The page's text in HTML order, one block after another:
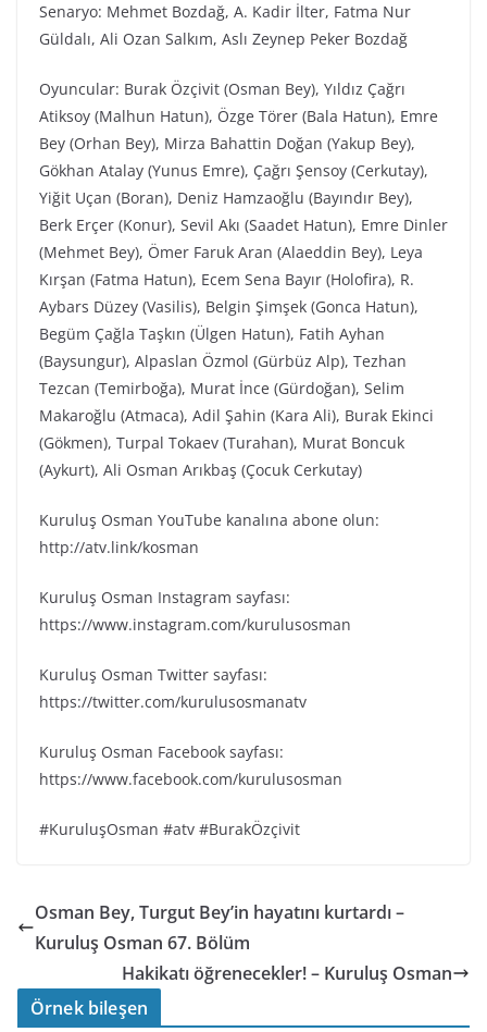
Senaryo: Mehmet Bozdağ, A. Kadir İlter, Fatma Nur
Güldalı, Ali Ozan Salkım, Aslı Zeynep Peker Bozdağ
Oyuncular: Burak Özçivit (Osman Bey), Yıldız Çağrı
Atiksoy (Malhun Hatun), Özge Törer (Bala Hatun), Emre
Bey (Orhan Bey), Mirza Bahattin Doğan (Yakup Bey),
Gökhan Atalay (Yunus Emre), Çağrı Şensoy (Cerkutay),
Yiğit Uçan (Boran), Deniz Hamzaoğlu (Bayındır Bey),
Berk Erçer (Konur), Sevil Akı (Saadet Hatun), Emre Dinler
(Mehmet Bey), Ömer Faruk Aran (Alaeddin Bey), Leya
Kırşan (Fatma Hatun), Ecem Sena Bayır (Holofira), R.
Aybars Düzey (Vasilis), Belgin Şimşek (Gonca Hatun),
Begüm Çağla Taşkın (Ülgen Hatun), Fatih Ayhan
(Baysungur), Alpaslan Özmol (Gürbüz Alp), Tezhan
Tezcan (Temirboğa), Murat İnce (Gürdoğan), Selim
Makaroğlu (Atmaca), Adil Şahin (Kara Ali), Burak Ekinci
(Gökmen), Turpal Tokaev (Turahan), Murat Boncuk
(Aykurt), Ali Osman Arıkbaş (Çocuk Cerkutay)
Kuruluş Osman YouTube kanalına abone olun:
http://atv.link/kosman
Kuruluş Osman Instagram sayfası:
https://www.instagram.com/kurulusosman
Kuruluş Osman Twitter sayfası:
https://twitter.com/kurulusosmanatv
Kuruluş Osman Facebook sayfası:
https://www.facebook.com/kurulusosman
#KuruluşOsman #atv #BurakÖzçivit
Osman Bey, Turgut Bey’in hayatını kurtardı –
Kuruluş Osman 67. Bölüm
Hakikatı öğrenecekler! – Kuruluş Osman
Örnek bileşen